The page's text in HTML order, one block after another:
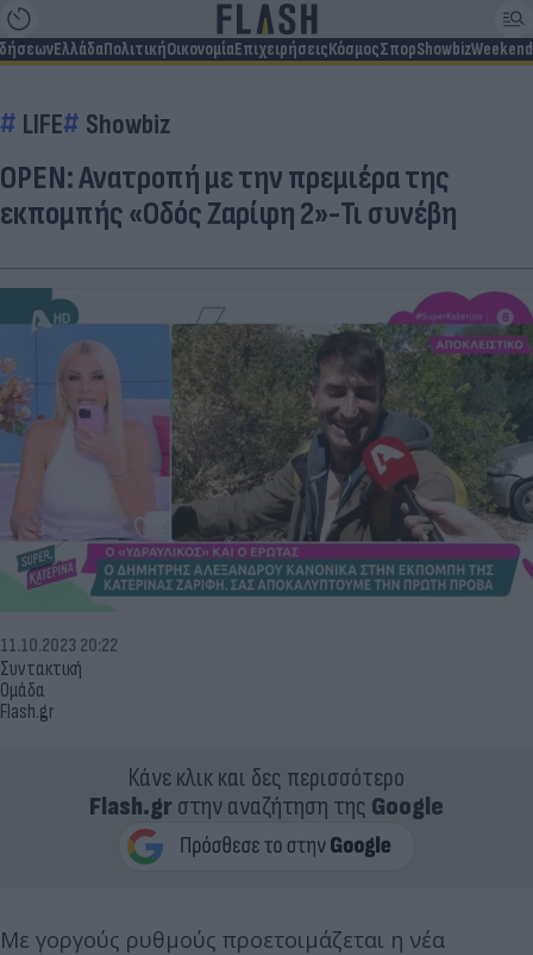
ΕλλάδαΠολιτικήΟικονομίαΕπιχειρήσειςΚόσμοςΣπορShowbizWeekend
LIFE Showbiz
OPEN: Ανατροπή με την πρεμιέρα της
εκπομπής «Οδός Ζαρίφη 2»-Τι συνέβη
Συντακτική
Ομάδα
Flash.gr
11.10.2023 20:22
Κάνε κλικ και δες περισσότερο
Flash.grστην αναζήτηση της Google
Με γοργούς ρυθμούς προετοιμάζεται η νέα